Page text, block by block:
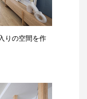
りの空間を作